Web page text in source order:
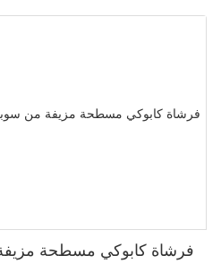
فرشاة كابوكي مسطحة